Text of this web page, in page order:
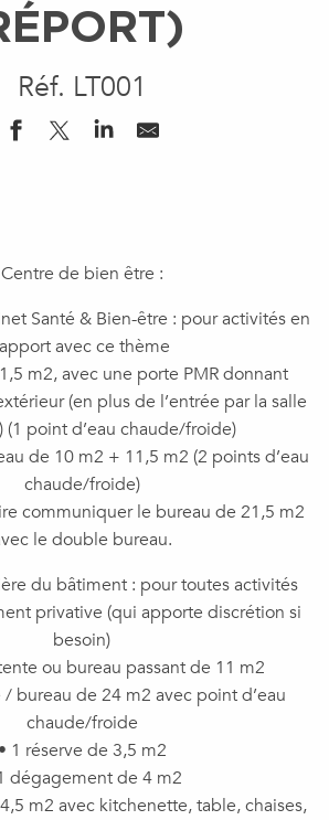
Réf. LT001
Centre de bien être :
Santé & Bien-être : pour activités en
avec ce thème
m2, avec une porte PMR donnant
(en plus de l’entrée par la salle
(1 point d’eau chaude/froide)
de 10 m2 + 11,5 m2 (2 points d’eau
chaude/froide)
communiquer le bureau de 21,5 m2
le double bureau.
du bâtiment : pour toutes activités
privative (qui apporte discrétion si
besoin)
ou bureau passant de 11 m2
bureau de 24 m2 avec point d’eau
chaude/froide
• 1 réserve de 3,5 m2
dégagement de 4 m2
m2 avec kitchenette, table, chaises,